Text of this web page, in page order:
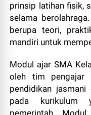
prinsip latihan fisik,
selama
berupa teori,
mandiri untuk
Modul ajar SMA
oleh tim pengajar
pendidikan jasmani
pada kurikulum
pemerintah.